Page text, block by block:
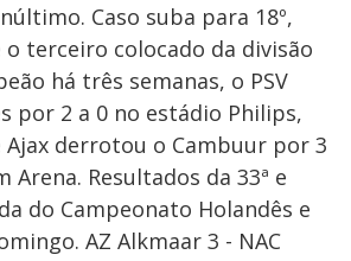
Caso suba para 18º,
terceiro colocado da divisão
há três semanas, o PSV
por 2 a 0 no estádio Philips,
Ajax derrotou o Cambuur por 3
Arena. Resultados da 33ª e
do Campeonato Holandês e
AZ Alkmaar 3 - NAC